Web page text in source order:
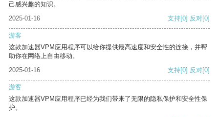
己感兴趣的知识。
2025-01-16
支持[0] 反对[0]
游客
这款加速器VPM应用程序可以给你提供最高速度和安全性的连接，并帮
助你在网络上自由移动。
2025-01-16
支持[0] 反对[0]
游客
这款加速器VPM应用程序已经为我们带来了无限的隐私保护和安全性保
护。